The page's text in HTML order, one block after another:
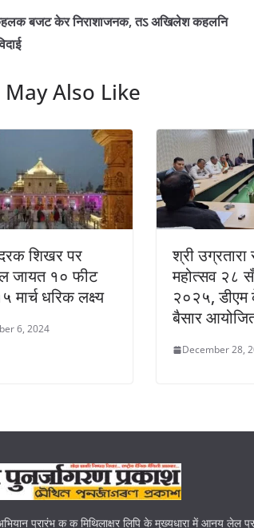
बजट केर निराशाजनक, तऽ अखिलेश कहलनि
May Also Like
शिखर पर
जायत १० फीट
मार्च धरिक लक्ष्य
6, 2024
श्री
महोत्सव २८
२०२५, डीएम
बैसार
December 28,
प्रारंभ क क मिथिलाक्षर लिपि के मुख्यधारा में आनय लेल